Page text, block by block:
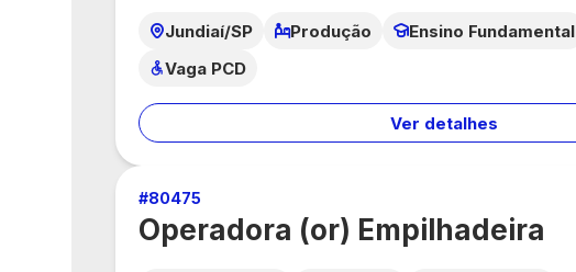
Jundiaí/SP Produção
Ensino Fundamental
Vaga PCD
Ver detalhes
#80475
Operadora (or) Empilhadeira